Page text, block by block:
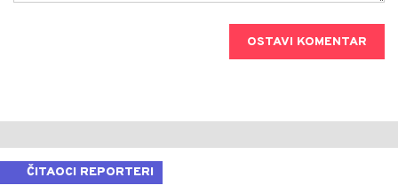
OSTAVI KOMENTAR
ČITAOCI REPORTERI